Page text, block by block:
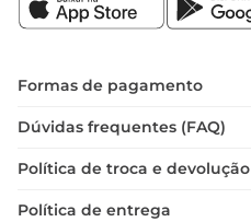
Formas de pagamento
Dúvidas frequentes (FAQ)
Política de troca e devolução
Política de entrega